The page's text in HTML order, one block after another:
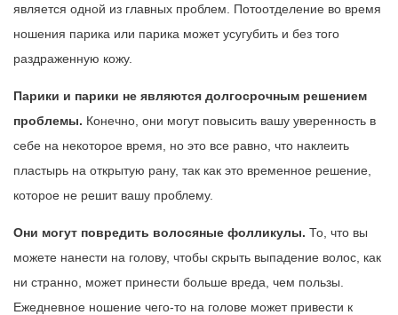
является одной из главных проблем. Потоотделение во время
ношения парика или парика может усугубить и без того
раздраженную кожу.
Парики и парики не являются долгосрочным решением
проблемы. Конечно, они могут повысить вашу уверенность в
себе на некоторое время, но это все равно, что наклеить
пластырь на открытую рану, так как это временное решение,
которое не решит вашу проблему.
Они могут повредить волосяные фолликулы. То, что вы
можете нанести на голову, чтобы скрыть выпадение волос, как
ни странно, может принести больше вреда, чем пользы.
Ежедневное ношение чего-то на голове может привести к